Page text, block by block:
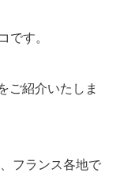
です。
ご紹介いたしま
フランス各地で